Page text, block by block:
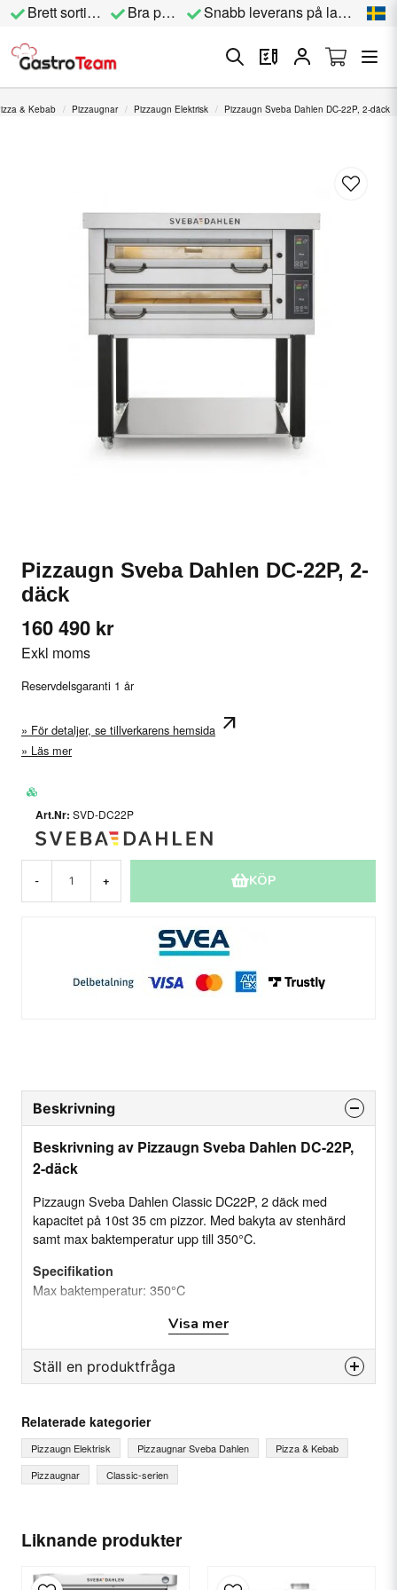
Brett sortiment Bra priser Snabb leverans på lagervara
& Kebab Pizzaugnar Pizzaugn Elektrisk Pizzaugn Sveba Dahlen DC-22P, 2-däck
Pizzaugn Sveba Dahlen DC-22P, 2-
däck
160 490 kr
Exkl moms
Reservdelsgaranti 1 år
För detaljer, se tillverkarens hemsida arrow_outward
Läs mer
SVD-DC22P
- + KÖP
Liknande produkter
Beskrivning
Beskrivning av Pizzaugn Sveba Dahlen DC-22P,
2-däck
Pizzaugn Sveba Dahlen Classic DC22P, 2 däck med
kapacitet på 10st 35 cm pizzor. Med bakyta av stenhärd
samt max baktemperatur upp till 350°C.
Specifikation
Max baktemperatur: 350°C
Bakyta stenhärd (b*d): 2 x 945 x 804 mm.
Kapacitet: 10 x Ø35 cm pizzor
Kilowatt: 2 x 7,9 kW (Totalt 15,8 kW)
Yttermått (b*h*d): 1390 x 1840 x 1380 mm
Djup med imkåpa samt kvalmkanal: 1380 mm
Antal däck: 2
Visa mer
Ställ en produktfråga
Fråga oss något om denna produkten...
email
E-postadress
Relaterade kategorier
Pizzaugn Elektrisk Pizzaugnar Sveba Dahlen
Pizza & Kebab
Pizzaugnar
Classic-serien